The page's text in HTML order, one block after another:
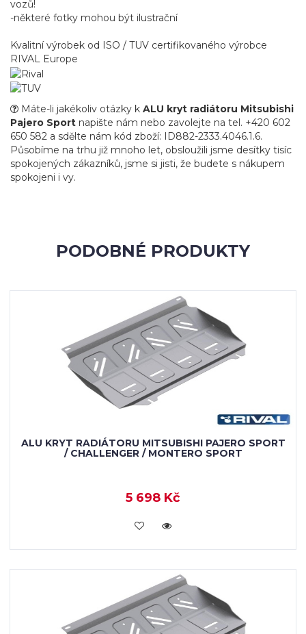
vozů!
-některé fotky mohou být ilustrační
Kvalitní výrobek od ISO / TUV certifikovaného výrobce
RIVAL Europe
Máte-li jakékoliv otázky k ALU kryt radiátoru Mitsubishi
Pajero Sport napište nám nebo zavolejte na tel. +420 602
650 582 a sdělte nám kód zboží: ID882-2333.4046.1.6.
Působíme na trhu již mnoho let, obsloužili jsme desítky tisíc
spokojených zákazníků, jsme si jisti, že budete s nákupem
spokojeni i vy.
PODOBNÉ PRODUKTY
ALU KRYT RADIÁTORU MITSUBISHI PAJERO SPORT
/ CHALLENGER / MONTERO SPORT
5 698 Kč
KOUPIT